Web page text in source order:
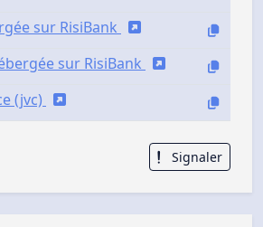
sur RisiBank
sur RisiBank
(jvc)
Signaler